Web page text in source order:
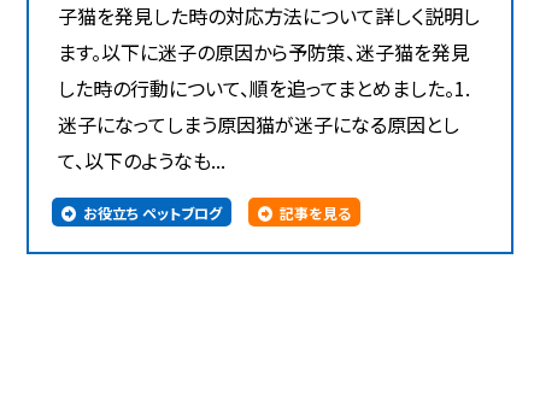
子猫を発見した時の対応方法について詳しく説明し
ます。以下に迷子の原因から予防策、迷子猫を発見
した時の行動について、順を追ってまとめました。1.
迷子になってしまう原因猫が迷子になる原因とし
て、以下のようなも...
お役立ち ペットブログ 記事を見る